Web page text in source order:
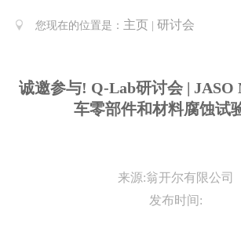
您现在的位置是： 主页 研讨会
诚邀参与! Q-Lab研讨会 | JASO
车零部件和材料腐蚀试
来源:翁开尔有限公司
发布时间: